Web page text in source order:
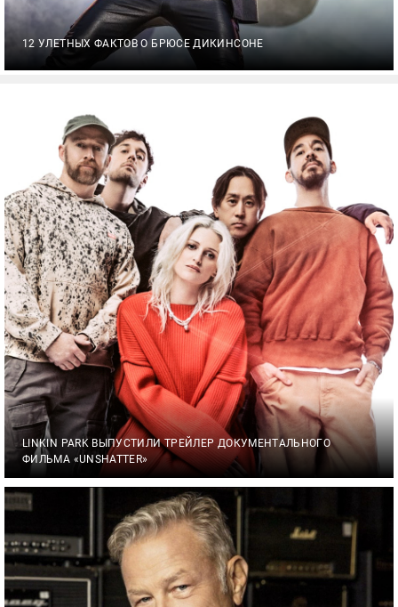
12 УЛЕТНЫХ ФАКТОВ О БРЮСЕ ДИКИНСОНЕ
LINKIN PARK ВЫПУСТИЛИ ТРЕЙЛЕР ДОКУМЕНТАЛЬНОГО
ФИЛЬМА «UNSHATTER»